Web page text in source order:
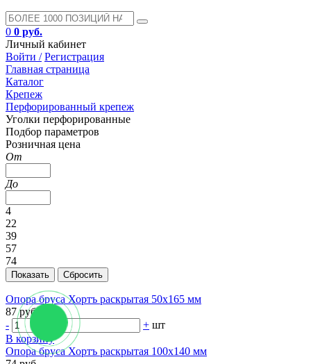
0 0 руб.
Личный кабинет
Войти / Регистрация
Главная страница
Каталог
Крепеж
Перфорированный крепеж
Уголки перфорированные
Подбор параметров
Розничная цена
От
До
4
22
39
57
74
Опора бруса Хортъ раскрытая 50х165 мм
87 руб.
-
+ шт
В корзину
Опора бруса Хортъ раскрытая 100х140 мм